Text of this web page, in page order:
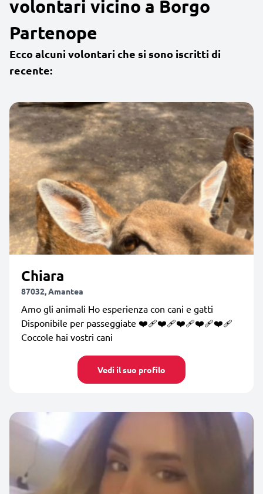
volontari vicino a Borgo
Partenope
Ecco alcuni volontari che si sono iscritti di
recente:
Chiara
87032, Amantea
Amo gli animali Ho esperienza con cani e gatti
Disponibile per passeggiate ❤️‍🩹❤️‍🩹❤️‍🩹❤️‍🩹❤️‍🩹
Coccole hai vostri cani
Vedi il suo profilo